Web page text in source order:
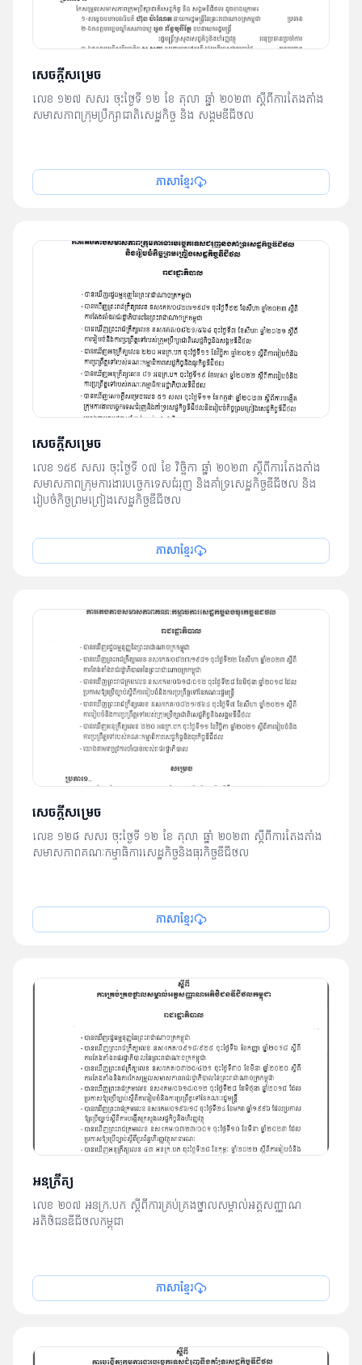
សេចក្ដីសម្រេច
លេខ ១២៧ សសរ ចុះថ្ងៃទី ១២​ ខែ តុលា ឆ្នាំ ២០២៣ ស្ដីពីការតែងតាំង
សមាសភាពក្រុមប្រឹក្សាជាតិសេដ្ឋកិច្ច និង សង្គមឌីជីថល
ភាសាខ្មែរ
សេចក្ដីសម្រេច
លេខ ១៥៩ សសរ ចុះថ្ងៃទី ០៧​ ខែ​ វិច្ឆិកា ឆ្នាំ ២០២៣ ស្ដីពីការតែងតាំង
សមាសភាពក្រុមការងារបច្ចេកទេសជំរុញ និងគាំទ្រសេដ្ឋកិច្ចឌីជីថល និង
រៀបចំកិច្ចព្រមព្រៀងសេដ្ឋកិច្ចឌីជីថល
ភាសាខ្មែរ
សេចក្ដីសម្រេច
លេខ ១២៨ សសរ ចុះថ្ងៃទី ១២​ ខែ តុលា ឆ្នាំ ២០២៣ ស្ដីពីការតែងតាំង
សមាសភាពគណៈកម្មាធិការសេដ្ឋកិច្ចនិងធុរកិច្ចឌីជីថល
ភាសាខ្មែរ
អនុក្រឹត្យ
លេខ ២០៧ អនក្រ.បក ស្តីពីការគ្រប់គ្រងថ្នាលសម្គាល់អត្តសញ្ញាណ
អតិថិជនឌីជីថលកម្ពុជា
ភាសាខ្មែរ